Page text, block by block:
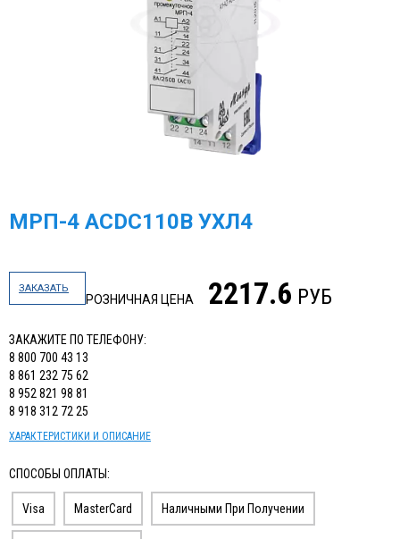
МРП-4 АСDC110В УХЛ4
ЗАКАЗАТЬ
РОЗНИЧНАЯ ЦЕНА 2217.6 РУБ
ЗАКАЖИТЕ ПО ТЕЛЕФОНУ:
8 800 700 43 13
8 861 232 75 62
8 952 821 98 81
8 918 312 72 25
ХАРАКТЕРИСТИКИ И ОПИСАНИЕ
СПОСОБЫ ОПЛАТЫ:
Visa MasterCard Наличными При Получении